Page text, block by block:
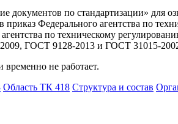
документов по стандартизации» для
приказ Федерального агентства по
по техническому
ГОСТ 9128-2013 и ГОСТ 31015-
не работает.
Область ТК 418 Структура и состав